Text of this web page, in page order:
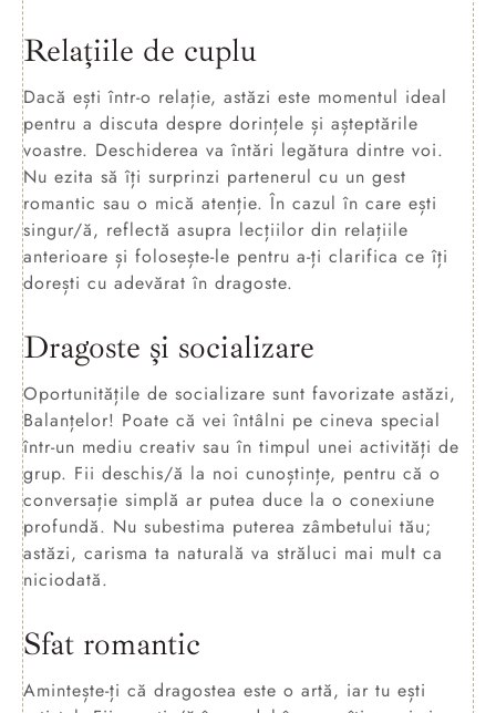
Relațiile de cuplu
Dacă ești într-o relație, astăzi este momentul ideal
pentru a discuta despre dorințele și așteptările
voastre. Deschiderea va întări legătura dintre voi.
Nu ezita să îți surprinzi partenerul cu un gest
romantic sau o mică atenție. În cazul în care ești
singur/ă, reflectă asupra lecțiilor din relațiile
anterioare și folosește-le pentru a-ți clarifica ce îți
dorești cu adevărat în dragoste.
Dragoste și socializare
Oportunitățile de socializare sunt favorizate astăzi,
Balanțelor! Poate că vei întâlni pe cineva special
într-un mediu creativ sau în timpul unei activități de
grup. Fii deschis/ă la noi cunoștințe, pentru că o
conversație simplă ar putea duce la o conexiune
profundă. Nu subestima puterea zâmbetului tău;
astăzi, carisma ta naturală va străluci mai mult ca
niciodată.
Sfat romantic
Amintește-ți că dragostea este o artă, iar tu ești